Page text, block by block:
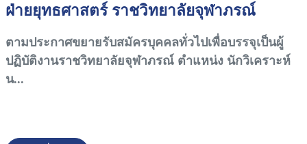
ฝ่ายยุทธศาสตร์ ราชวิทยาลัยจุฬาภรณ์
ตามประกาศขยายรับสมัครบุคคลทั่วไปเพื่อบรรจุเป็นผู้
ปฏิบัติงานราชวิทยาลัยจุฬาภรณ์ ตำแหน่ง นักวิเคราะห์
น...